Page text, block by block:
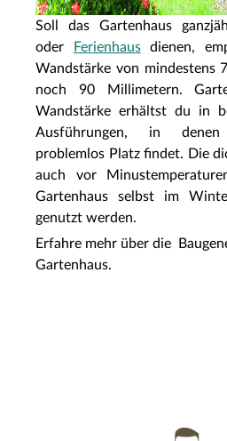
Soll das Gartenhaus
oder Ferienhausdienen,
Wandstärke von mindestens
noch 90 Millimetern.
Wandstärke erhältst du in
Ausführungen, in
problemlos Platz findet. Die
auch vor
Gartenhaus selbst im
genutzt werden.
Erfahre mehr über die
Gartenhaus.